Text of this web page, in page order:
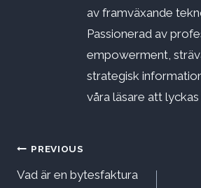
av framväxande
Passionerad av
empowerment,
strategisk
våra läsare att lyckas
PREVIOUS
Vad är en bytesfaktura